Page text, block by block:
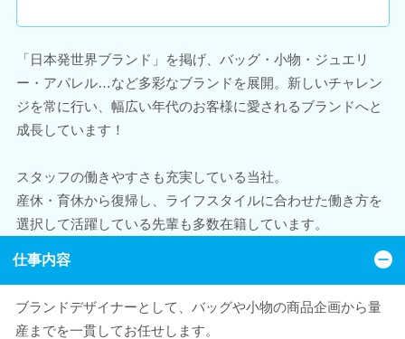
「日本発世界ブランド」を掲げ、バッグ・小物・ジュエリ
ー・アパレル…など多彩なブランドを展開。新しいチャレン
ジを常に行い、幅広い年代のお客様に愛されるブランドへと
成長しています！
スタッフの働きやすさも充実している当社。
産休・育休から復帰し、ライフスタイルに合わせた働き方を
選択して活躍している先輩も多数在籍しています。
仕事内容
ブランドデザイナーとして、バッグや小物の商品企画から量
産までを一貫してお任せします。